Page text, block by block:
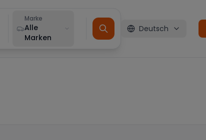
Marke
Alle
Marken
Deutsch